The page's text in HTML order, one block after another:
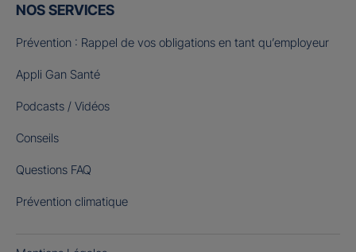
NOS SERVICES
Prévention : Rappel de vos obligations en tant qu’employeur
Appli Gan Santé
Podcasts / Vidéos
Conseils
Questions FAQ
Prévention climatique